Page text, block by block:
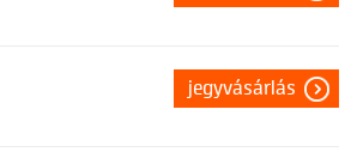
jegyvásárlás